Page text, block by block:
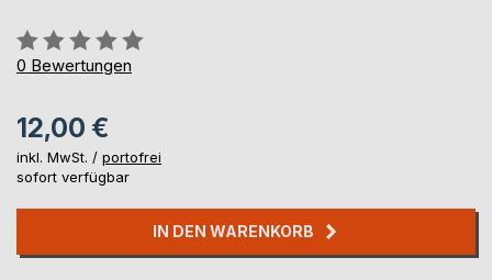
Bewertung::
0%
0 Bewertungen
12,00 €
inkl. MwSt. / portofrei
sofort verfügbar
IN DEN WARENKORB